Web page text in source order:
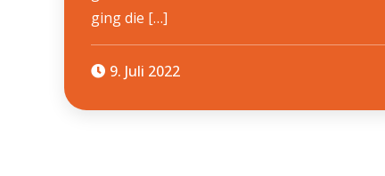
ging die […]
9. Juli 2022